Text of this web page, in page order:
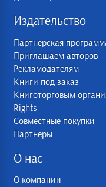
Издательство
Партнерская
Приглашаем авторов
Рекламодателям
Книги под заказ
Книготорговым
Rights
Совместные покупки
Партнеры
О нас
О компании